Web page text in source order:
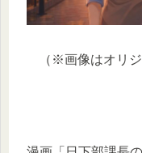
（※画像はオリ